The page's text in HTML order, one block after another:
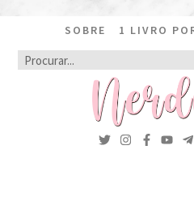
SOBRE 1 LIVRO